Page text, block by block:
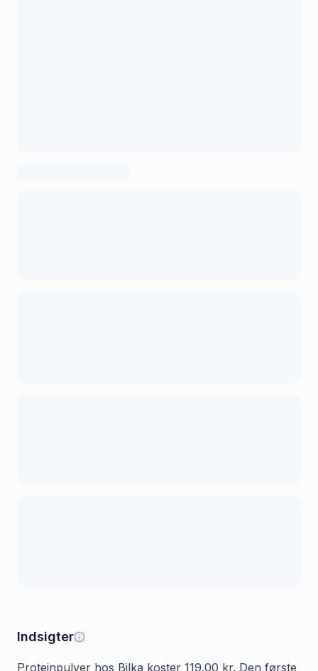
Indsigter
Proteinpulver hos Bilka koster 119.00 kr. Den første